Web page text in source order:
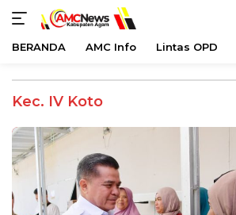
konten
BERANDA AMC Info Lintas OPD
Kec. IV Koto